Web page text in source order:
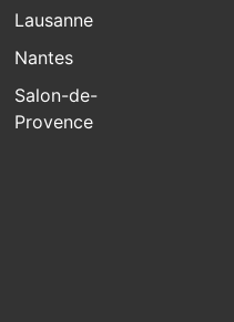
Lausanne
Nantes
Salon-de-
Provence